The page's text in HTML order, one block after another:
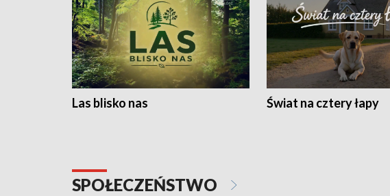
Las blisko nas Świat na cztery łapy
SPOŁECZEŃSTWO